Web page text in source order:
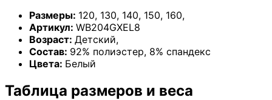
Размеры: 120, 130, 140, 150, 160,
Артикул: WB204GXEL8
Возраст: Детский,
Состав: 92% полиэстер, 8% спандекс
Цвета: Белый
Таблица размеров и веса